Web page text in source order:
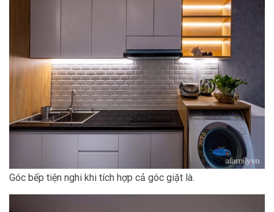
Góc bếp tiện nghi khi tích hợp cả góc giặt là.